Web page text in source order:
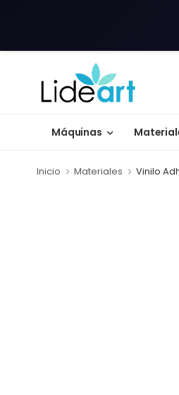
Máquinas
Inicio Materiales Vinilo